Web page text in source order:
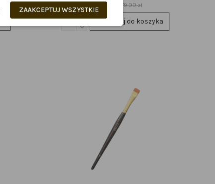
125,30 zł 179,00 zł
Dodaj do koszyka
ZAAKCEPTUJ WSZYSTKIE